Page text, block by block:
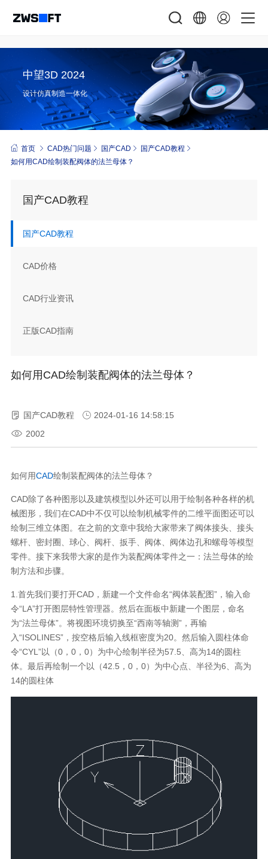
中望3D 2024
设计仿真制造一体化
首页 CAD热门问题 国产CAD
国产CAD教程
如何用CAD绘制装配阀体的法兰母体？
国产CAD教程
国产CAD教程
CAD价格
CAD行业资讯
正版CAD指南
如何用CAD绘制装配阀体的法兰母体？
国产CAD教程
2024-01-16 14:58:15
2002
如何用CAD绘制装配阀体的法兰母体？
CAD除了各种图形以及建筑模型以外还可以用于绘制各种各样的机
械图形，我们在CAD中不仅可以绘制机械零件的二维平面图还可以
绘制三维立体图。在之前的文章中我给大家带来了阀体接头、接头
螺杆、密封圈、球心、阀杆、扳手、阀体、阀体边孔和螺母等模型
零件。接下来我带大家的是作为装配阀体零件之一：法兰母体的绘
制方法和步骤。
1.首先我们要打开CAD，新建一个文件命名“阀体装配图”，输入命
令“LA”打开图层特性管理器。然后在面板中新建一个图层，命名
为“法兰母体”。将视图环境切换至“西南等轴测”，再输
入“ISOLINES”，按空格后输入线框密度为20。然后输入圆柱体命
令“CYL”以（0，0，0）为中心绘制半径为57.5、高为14的圆柱
体。最后再绘制一个以（42.5，0，0）为中心点、半径为6、高为
14的圆柱体